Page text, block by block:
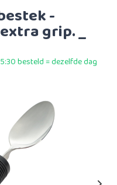
-
grip. _
besteld = dezelfde dag